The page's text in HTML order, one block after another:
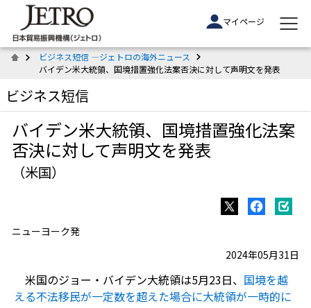
マイページ
ビジネス短信 ―ジェトロの海外ニュース
バイデン米大統領、国境措置強化法案否決に対して声明文を発表
ビジネス短信
バイデン米大統領、国境措置強化法案
否決に対して声明文を発表
（米国）
ニューヨーク発
2024年05月31日
米国のジョー・バイデン大統領は5月23日、 国境を越
える不法移民が一定数を超えた場合に大統領が一時的に